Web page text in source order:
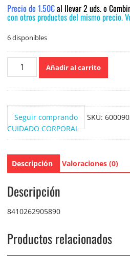
Precio de 1.50€al llevar 2 uds. o
con otros productos del mismo precio.
6 disponibles
Suavipiel
Esponja
peeling
Aloes
Hipoalergenica
cantidad
Añadir al carrito
Seguir comprando SKU:
CUIDADO CORPORAL
Descripción Valoraciones (0)
Descripción
8410262905890
Productos relacionados